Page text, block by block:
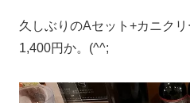
久しぶりのAセット+カニク
1,400円か。(^^;